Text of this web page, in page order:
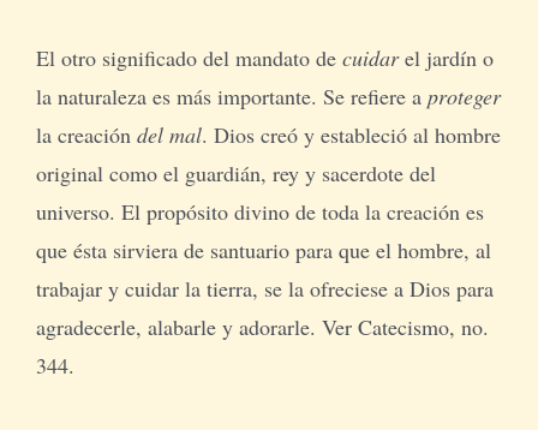
El otro significado del mandato de cuidarel jardín o
la naturaleza es más importante. Se refiere a proteger
la creación del mal. Dios creó y estableció al hombre
original como el guardián, rey y sacerdote del
universo. El propósito divino de toda la creación es
que ésta sirviera de santuario para que el hombre, al
trabajar y cuidar la tierra, se la ofreciese a Dios para
agradecerle, alabarle y adorarle. Ver Catecismo, no.
344.